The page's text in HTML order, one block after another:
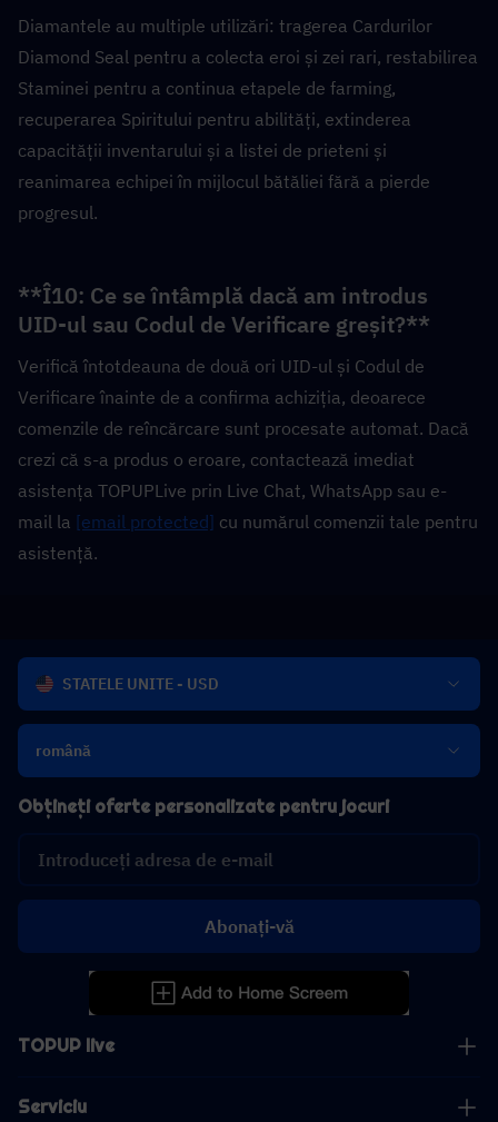
Diamantele au multiple utilizări: tragerea Cardurilor
Diamond Seal pentru a colecta eroi și zei rari, restabilirea
Staminei pentru a continua etapele de farming,
recuperarea Spiritului pentru abilități, extinderea
capacității inventarului și a listei de prieteni și
reanimarea echipei în mijlocul bătăliei fără a pierde
progresul.
**Î10: Ce se întâmplă dacă am introdus
UID-ul sau Codul de Verificare greșit?**
Verifică întotdeauna de două ori UID-ul și Codul de
Verificare înainte de a confirma achiziția, deoarece
comenzile de reîncărcare sunt procesate automat. Dacă
crezi că s-a produs o eroare, contactează imediat
asistența TOPUPLive prin Live Chat, WhatsApp sau e-
mail la [email protected] cu numărul comenzii tale pentru
asistență.
STATELE UNITE - USD
română
TOPUP live
Serviciu
Obțineți oferte personalizate pentru jocuri
Abonați-vă